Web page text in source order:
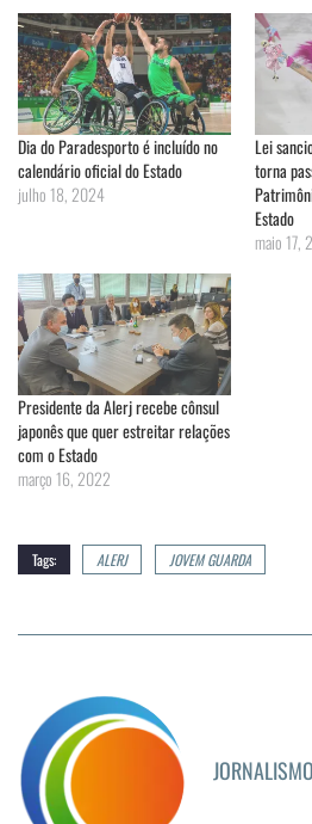
Dia do Paradesporto é incluído no
calendário oficial do Estado
julho 18, 2024
Lei
torna
Estado
maio 17,
Presidente da Alerj recebe cônsul
japonês que quer estreitar relações
com o Estado
março 16, 2022
Tags: ALERJ JOVEM GUARDA
JORNALISMO